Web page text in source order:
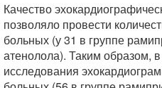
Качество
позволяло провести
больных (у 31 в группе
атенолола). Таким образом,
исследования